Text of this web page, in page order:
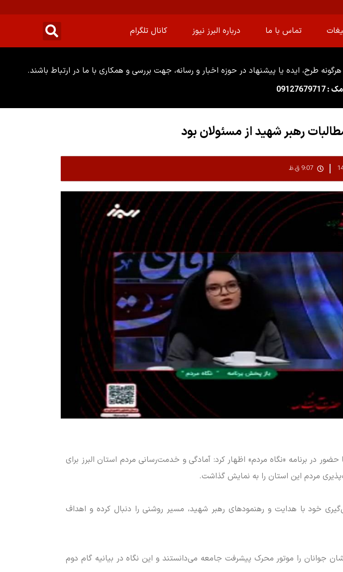
تماس با ما درباره البرز نیوز کانال تلگرام
طرح، ایده یا پیشنهاد در حوزه اخبار و رسانه، جهت بررسی و همکاری با ما در ارتباط باشند.
رهبر شهید از مسئولان بود
9:07 ق.ظ
در برنامه «نگاه مردم» اظهار کرد: آمادگی و خدمت‌رسانی مردم استان البرز برای
مردم این استان را به نمایش گذاشت.
خود با هدایت و رهنمود‌های رهبر شهید، مسیر روشنی را دنبال کرده و اهداف
جوانان را موتور محرک پیشرفت جامعه می‌دانستند و این نگاه در بیانیه گام دوم